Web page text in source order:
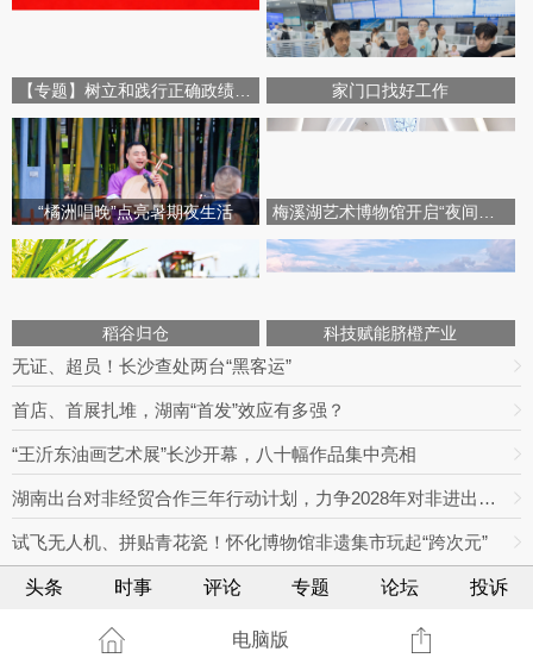
家门口找好工作
“橘洲唱晚”点亮暑期夜生活
稻谷归仓 科技赋能脐橙产业
无证、超员！长沙查处两台“黑客运”
首店、首展扎堆，湖南“首发”效应有多强？
“王沂东油画艺术展”长沙开幕，八十幅作品集中亮相
湖南出台对非经贸合作三年行动计划，力争2028年对非进出口额达800亿元
试飞无人机、拼贴青花瓷！怀化博物馆非遗集市玩起“跨次元”
头条 时事 评论 专题 论坛 投诉
电脑版